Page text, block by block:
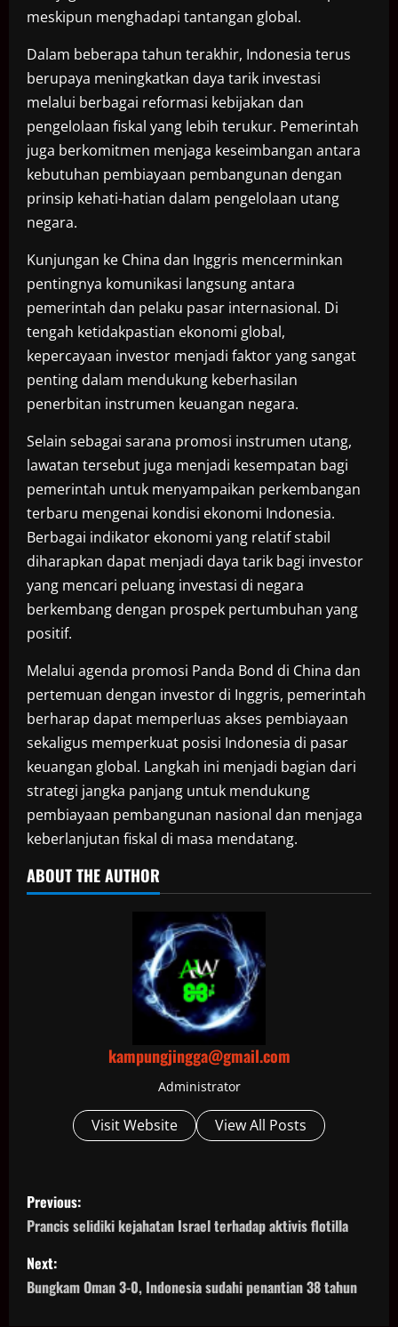
meskipun menghadapi tantangan global.
Dalam beberapa tahun terakhir, Indonesia terus
berupaya meningkatkan daya tarik investasi
melalui berbagai reformasi kebijakan dan
pengelolaan fiskal yang lebih terukur. Pemerintah
juga berkomitmen menjaga keseimbangan antara
kebutuhan pembiayaan pembangunan dengan
prinsip kehati-hatian dalam pengelolaan utang
negara.
Kunjungan ke China dan Inggris mencerminkan
pentingnya komunikasi langsung antara
pemerintah dan pelaku pasar internasional. Di
tengah ketidakpastian ekonomi global,
kepercayaan investor menjadi faktor yang sangat
penting dalam mendukung keberhasilan
penerbitan instrumen keuangan negara.
Selain sebagai sarana promosi instrumen utang,
lawatan tersebut juga menjadi kesempatan bagi
pemerintah untuk menyampaikan perkembangan
terbaru mengenai kondisi ekonomi Indonesia.
Berbagai indikator ekonomi yang relatif stabil
diharapkan dapat menjadi daya tarik bagi investor
yang mencari peluang investasi di negara
berkembang dengan prospek pertumbuhan yang
positif.
Melalui agenda promosi Panda Bond di China dan
pertemuan dengan investor di Inggris, pemerintah
berharap dapat memperluas akses pembiayaan
sekaligus memperkuat posisi Indonesia di pasar
keuangan global. Langkah ini menjadi bagian dari
strategi jangka panjang untuk mendukung
pembiayaan pembangunan nasional dan menjaga
keberlanjutan fiskal di masa mendatang.
ABOUT THE AUTHOR
kampungjingga@gmail.com
Administrator
Visit Website View All Posts
P
o
s
t
Previous:
Prancis selidiki kejahatan Israel terhadap aktivis flotilla
Next:
Bungkam Oman 3-0, Indonesia sudahi penantian 38 tahun